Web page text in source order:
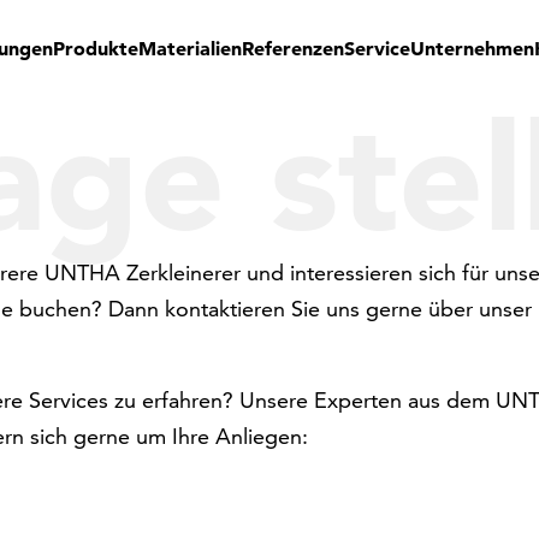
ProdukteMaterialienReferenzenServiceUnternehmen
UNTHA Zerkleinerer und interessieren sich für
buchen? Dann kontaktieren Sie uns gerne über unser
Services zu erfahren? Unsere Experten aus dem
sich gerne um Ihre Anliegen: